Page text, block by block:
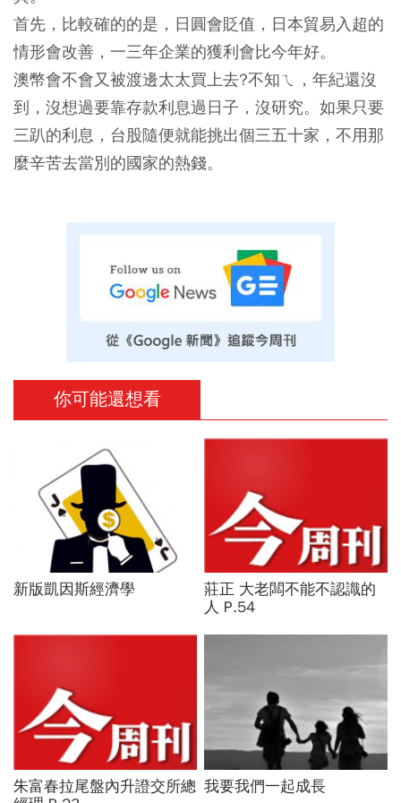
首先，比較確的的是，日圓會貶值，日本貿易入超的
情形會改善，一三年企業的獲利會比今年好。
澳幣會不會又被渡邊太太買上去?不知ㄟ，年紀還沒
到，沒想過要靠存款利息過日子，沒研究。如果只要
三趴的利息，台股隨便就能挑出個三五十家，不用那
麼辛苦去當別的國家的熱錢。
你可能還想看
新版凱因斯經濟學
莊正 大老闆不能不認識的
人 P.54
朱富春拉尾盤內升證交所總 我要我們一起成長